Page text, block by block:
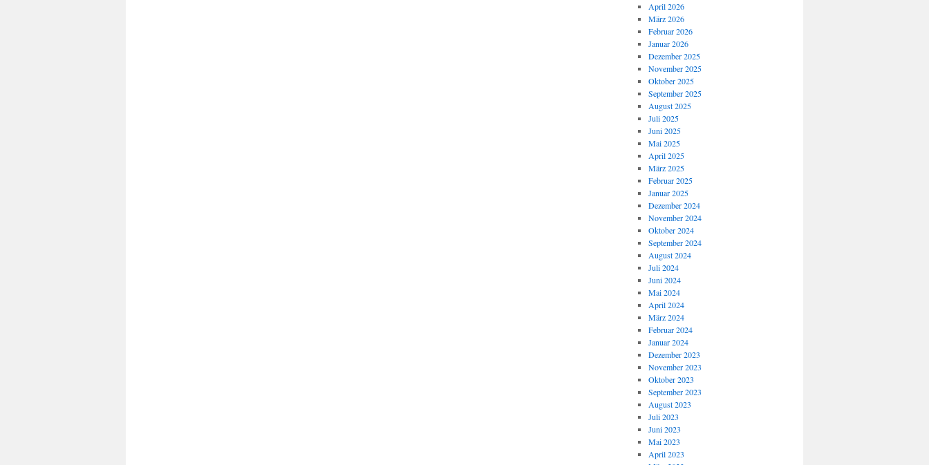
April 2026
März 2026
Februar 2026
Januar 2026
Dezember 2025
November 2025
Oktober 2025
September 2025
August 2025
Juli 2025
Juni 2025
Mai 2025
April 2025
März 2025
Februar 2025
Januar 2025
Dezember 2024
November 2024
Oktober 2024
September 2024
August 2024
Juli 2024
Juni 2024
Mai 2024
April 2024
März 2024
Februar 2024
Januar 2024
Dezember 2023
November 2023
Oktober 2023
September 2023
August 2023
Juli 2023
Juni 2023
Mai 2023
April 2023